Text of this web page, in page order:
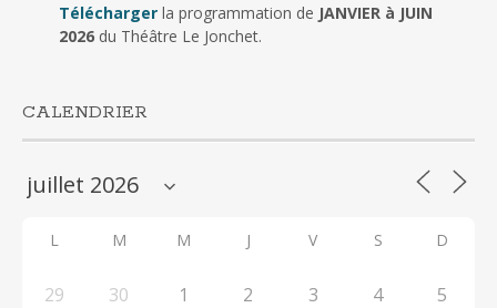
Télécharger la programmation de JANVIER à JUIN
2026du Théâtre Le Jonchet.
CALENDRIER
L M M J V S D
29 30 1 2 3 4 5